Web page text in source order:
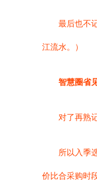
最后也不
江流水。）
智慧圈省
对了再熟
所以入季
价比合采购时